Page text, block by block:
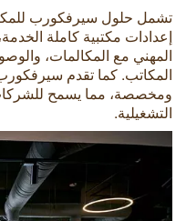
تشمل حلول سيرفكورب
إعدادات مكتبية كاملة
المهني مع المكالمات،
المكاتب. كما تقدم
ومخصصة، مما يسمح للشركات
التشغيلية.